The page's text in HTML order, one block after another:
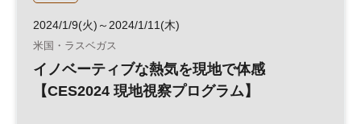
2024/1/9(火)～2024/1/11(木)
米国・ラスベガス
イノベーティブな熱気を現地で体感
【CES2024 現地視察プログラム】